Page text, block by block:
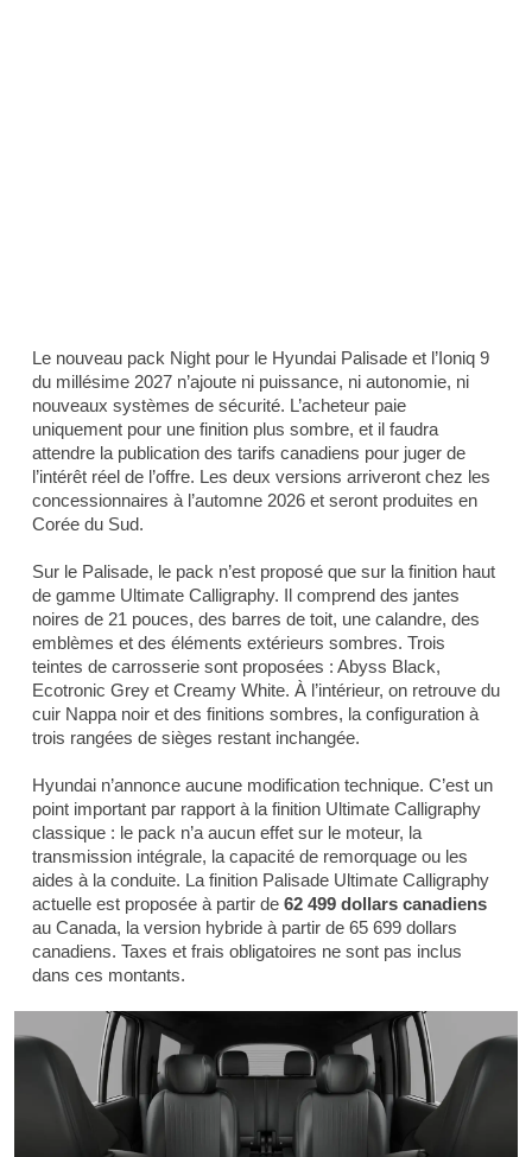
Le nouveau pack Night pour le Hyundai Palisade et l’Ioniq 9
du millésime 2027 n’ajoute ni puissance, ni autonomie, ni
nouveaux systèmes de sécurité. L’acheteur paie
uniquement pour une finition plus sombre, et il faudra
attendre la publication des tarifs canadiens pour juger de
l’intérêt réel de l’offre. Les deux versions arriveront chez les
concessionnaires à l’automne 2026 et seront produites en
Corée du Sud.
Sur le Palisade, le pack n’est proposé que sur la finition haut
de gamme Ultimate Calligraphy. Il comprend des jantes
noires de 21 pouces, des barres de toit, une calandre, des
emblèmes et des éléments extérieurs sombres. Trois
teintes de carrosserie sont proposées : Abyss Black,
Ecotronic Grey et Creamy White. À l’intérieur, on retrouve du
cuir Nappa noir et des finitions sombres, la configuration à
trois rangées de sièges restant inchangée.
Hyundai n’annonce aucune modification technique. C’est un
point important par rapport à la finition Ultimate Calligraphy
classique : le pack n’a aucun effet sur le moteur, la
transmission intégrale, la capacité de remorquage ou les
aides à la conduite. La finition Palisade Ultimate Calligraphy
actuelle est proposée à partir de 62 499 dollars canadiens
au Canada, la version hybride à partir de 65 699 dollars
canadiens. Taxes et frais obligatoires ne sont pas inclus
dans ces montants.